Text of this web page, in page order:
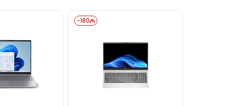
bilərsiniz.
hazırıq.
-180